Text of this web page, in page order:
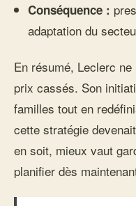
Conséquence :
adaptation du
En résumé, Leclerc
prix cassés. Son
familles tout en
cette stratégie
en soit, mieux vaut
planifier dès